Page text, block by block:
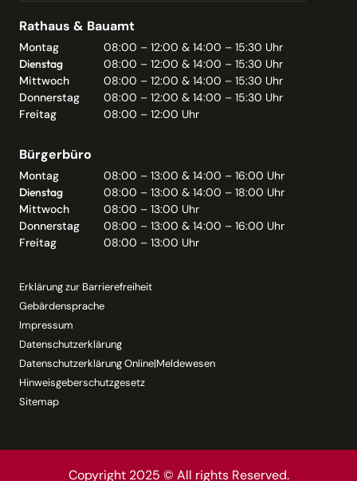
Rathaus & Bauamt
Montag
08:00 – 12:00 & 14:00 – 15:30 Uhr
Dienstag
08:00 – 12:00 & 14:00 – 15:30 Uhr
Mittwoch
08:00 – 12:00 & 14:00 – 15:30 Uhr
Donnerstag
08:00 – 12:00 & 14:00 – 15:30 Uhr
Freitag
08:00 – 12:00 Uhr
Bürgerbüro
Montag
08:00 – 13:00 & 14:00 – 16:00 Uhr
Dienstag
08:00 – 13:00 & 14:00 – 18:00 Uhr
Mittwoch
08:00 – 13:00 Uhr
Donnerstag
08:00 – 13:00 & 14:00 – 16:00 Uhr
Freitag
08:00 – 13:00 Uhr
Erklärung zur Barrierefreiheit
Gebärdensprache
Impressum
Datenschutzerklärung
Datenschutzerklärung Online|Meldewesen
Hinweisgeberschutzgesetz
Sitemap
Copyright 2025 © All rights Reserved.